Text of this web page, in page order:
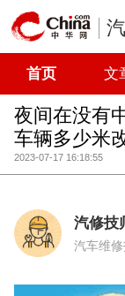
首页 文
夜间在没有
车辆多少米
2023-07-17 16:18:55
汽修技
汽车维